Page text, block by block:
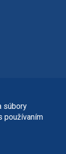
súbory
používaním
práva